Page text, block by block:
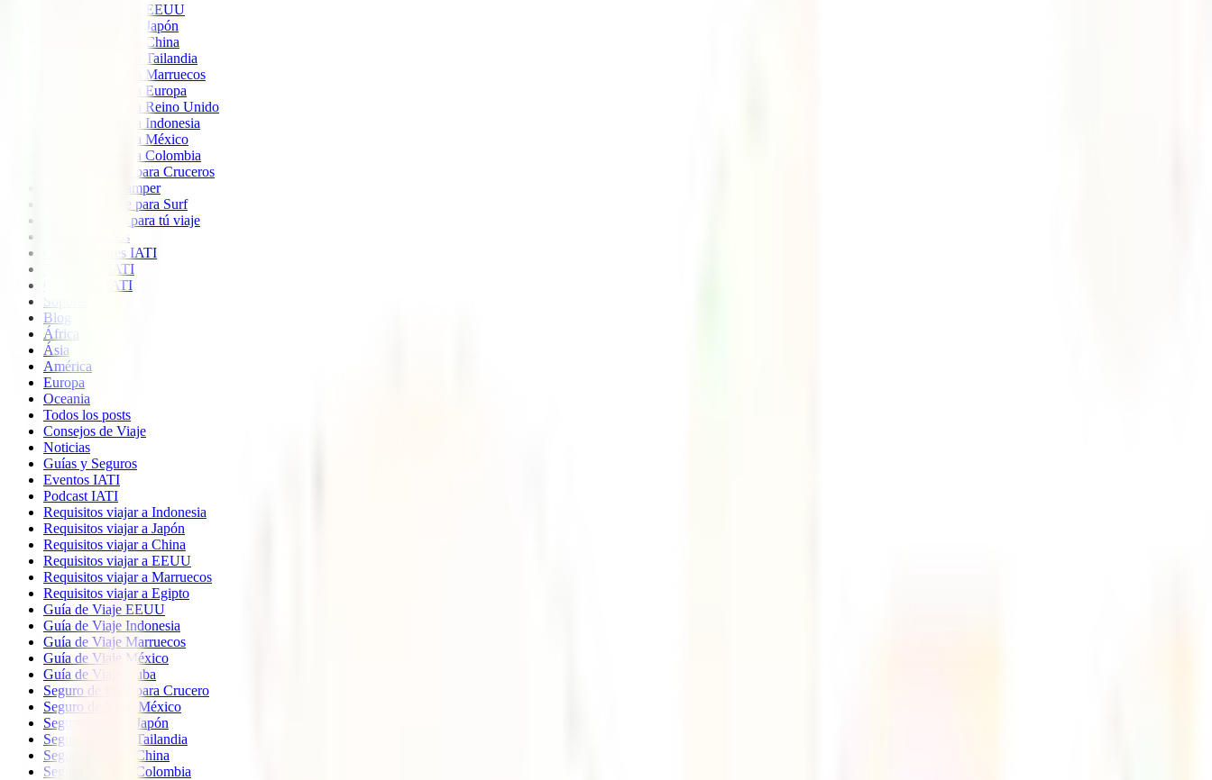
Seguro de viaje a EEUU
Seguro de viaje a Japón
Seguro de viaje a China
Seguro de viaje a Tailandia
Seguro de viaje a Marruecos
Seguro de viaje a Europa
Seguro de viaje a Reino Unido
Seguro de viaje a Indonesia
Seguro de viaje a México
Seguro de viaje a Colombia
Seguro de viaje para Cruceros
Seguro para Camper
Seguro de viaje para Surf
Imprescindible para tú viaje
Quiénes somos
Colaboradores IATI
Descuento IATI
Opiniones IATI
Soporte
Blog
África
Ásia
América
Europa
Oceania
Todos los posts
Consejos de Viaje
Noticias
Guías y Seguros
Eventos IATI
Podcast IATI
Requisitos viajar a Indonesia
Requisitos viajar a Japón
Requisitos viajar a China
Requisitos viajar a EEUU
Requisitos viajar a Marruecos
Requisitos viajar a Egipto
Guía de Viaje EEUU
Guía de Viaje Indonesia
Guía de Viaje Marruecos
Guía de Viaje México
Guía de Viaje Cuba
Seguro de viaje para Crucero
Seguro de Viaje México
Seguro de viaje Japón
Seguro de viaje Tailandia
Seguro de viaje China
Seguro de viaje Colombia